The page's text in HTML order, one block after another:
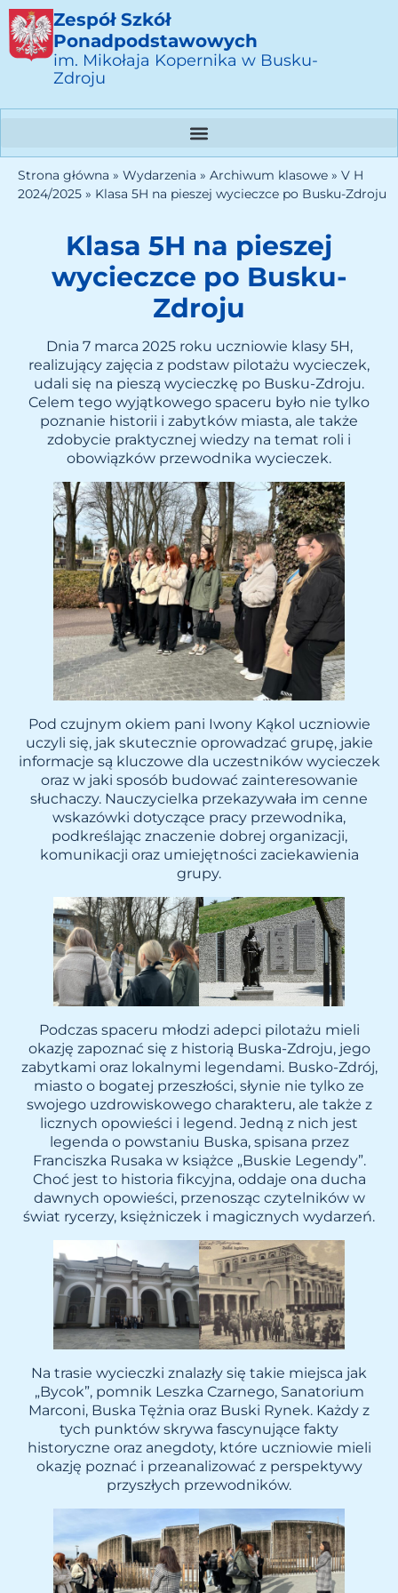
Zespół Szkół
Ponadpodstawowych
im. Mikołaja Kopernika w Busku-
Zdroju
Strona główna » Wydarzenia » Archiwum klasowe » V H
2024/2025 » Klasa 5H na pieszej wycieczce po Busku-Zdroju
Klasa 5H na pieszej
wycieczce po Busku-
Zdroju
Dnia 7 marca 2025 roku uczniowie klasy 5H,
realizujący zajęcia z podstaw pilotażu wycieczek,
udali się na pieszą wycieczkę po Busku-Zdroju.
Celem tego wyjątkowego spaceru było nie tylko
poznanie historii i zabytków miasta, ale także
zdobycie praktycznej wiedzy na temat roli i
obowiązków przewodnika wycieczek.
Pod czujnym okiem pani Iwony Kąkol uczniowie
uczyli się, jak skutecznie oprowadzać grupę, jakie
informacje są kluczowe dla uczestników wycieczek
oraz w jaki sposób budować zainteresowanie
słuchaczy. Nauczycielka przekazywała im cenne
wskazówki dotyczące pracy przewodnika,
podkreślając znaczenie dobrej organizacji,
komunikacji oraz umiejętności zaciekawienia
grupy.
Podczas spaceru młodzi adepci pilotażu mieli
okazję zapoznać się z historią Buska-Zdroju, jego
zabytkami oraz lokalnymi legendami. Busko-Zdrój,
miasto o bogatej przeszłości, słynie nie tylko ze
swojego uzdrowiskowego charakteru, ale także z
licznych opowieści i legend. Jedną z nich jest
legenda o powstaniu Buska, spisana przez
Franciszka Rusaka w książce „Buskie Legendy”.
Choć jest to historia fikcyjna, oddaje ona ducha
dawnych opowieści, przenosząc czytelników w
świat rycerzy, księżniczek i magicznych wydarzeń.
Na trasie wycieczki znalazły się takie miejsca jak
„Bycok”, pomnik Leszka Czarnego, Sanatorium
Marconi, Buska Tężnia oraz Buski Rynek. Każdy z
tych punktów skrywa fascynujące fakty
historyczne oraz anegdoty, które uczniowie mieli
okazję poznać i przeanalizować z perspektywy
przyszłych przewodników.